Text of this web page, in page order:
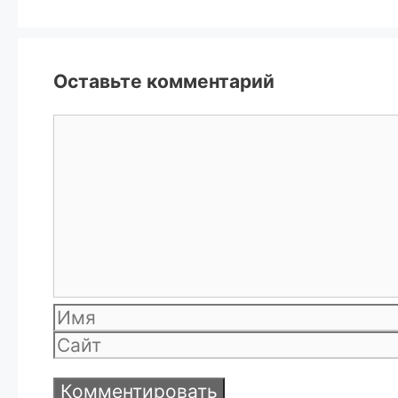
Оставьте комментарий
Имя